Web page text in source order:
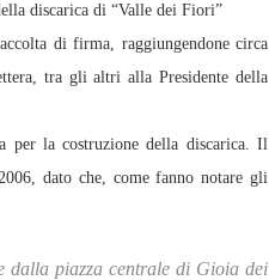
discarica di “Valle dei Fiori”
di firma, raggiungendone circa
tra gli altri alla Presidente della
per la costruzione della discarica. Il
dato che, come fanno notare gli
dalla piazza centrale di Gioia dei